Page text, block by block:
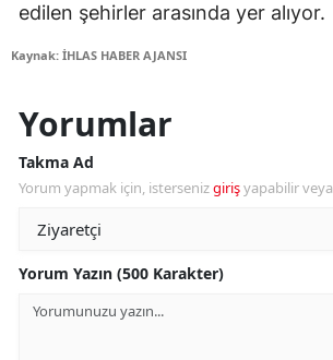
edilen şehirler arasında yer alıyor.
Kaynak: İHLAS HABER AJANSI
Yorumlar
Takma Ad
Yorum yapmak için, istersenizgirişyapabilir veya
Yorum Yazın (500 Karakter)